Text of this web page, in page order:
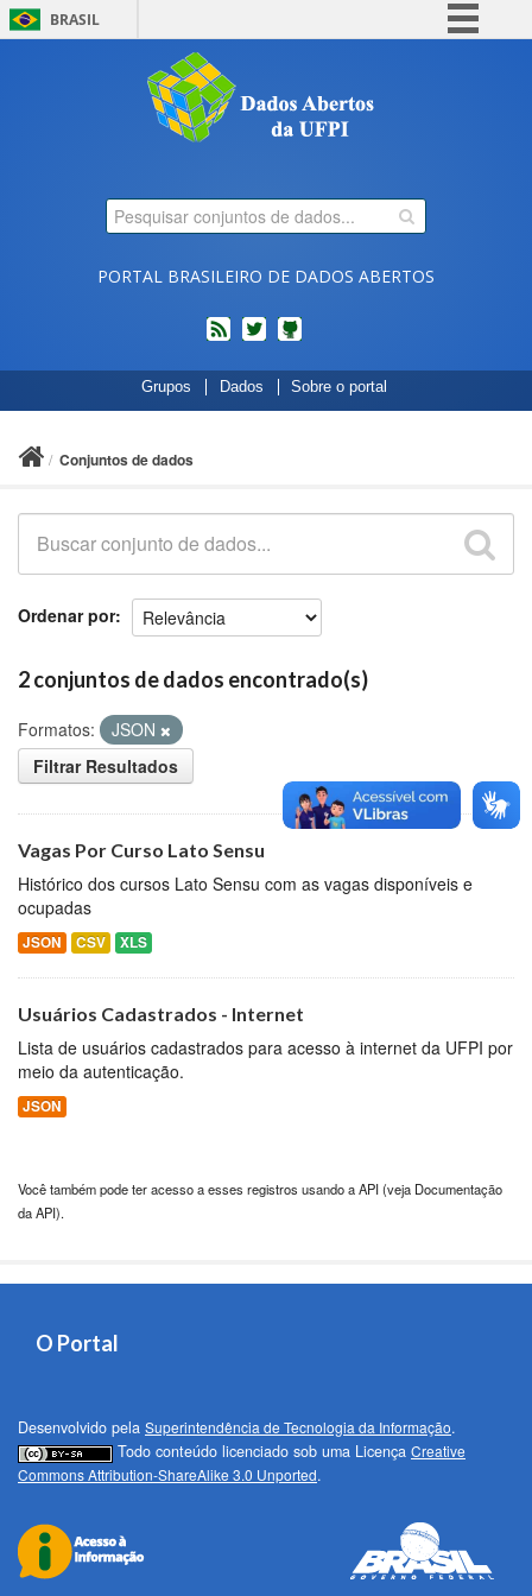
BRASIL
Comunica BR
Participe
Legislação
PORTAL BRASILEIRO DE DADOS ABERTOS
feed twitterCódigos
fonte
de
no
Grupos Dados Sobre o portal
Conjuntos de dados
Ordenar por
2 conjuntos de dados encontrado(s)
Formatos:
JSON
Filtrar Resultados
Vagas Por Curso Lato Sensu
Histórico dos cursos Lato Sensu com as vagas disponíveis e
ocupadas
JSON CSV XLS
Usuários Cadastrados - Internet
Lista de usuários cadastrados para acesso à internet da UFPI por
meio da autenticação.
JSON
Você também pode ter acesso a esses registros usando aAPI(veja Documentação
da API).
O Portal
Desenvolvido pela Superintendência de Tecnologia da Informação.
Todo conteúdo licenciado sob uma Licença Creative
Commons Attribution-ShareAlike 3.0 Unported.